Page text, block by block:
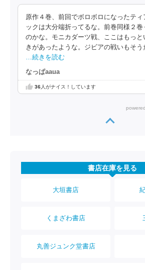
原作４巻、前回でボロボロになったティ
ックは大分端折ってるな。前巻同様２
のかな。モニカダーツ戦、ここはもっと
きがあったような。ジビアの戦いもそう
…続きを読む
なっぱaaua
36人がナイス！しています
書店在庫を見る
大垣書店
くまざわ書店
丸善ジュンク堂書店